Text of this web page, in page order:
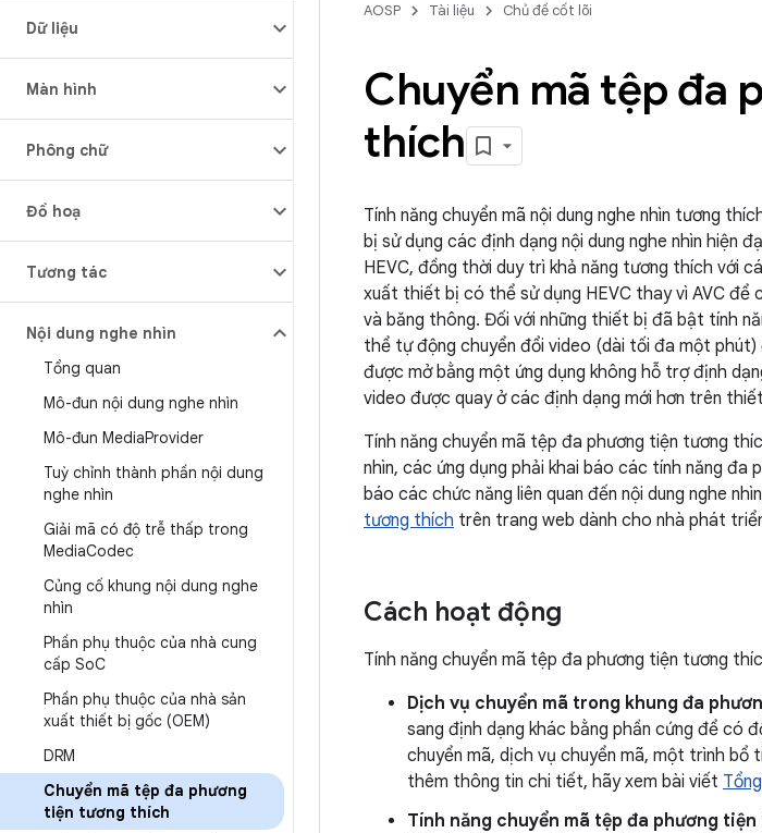
Dữ liệu
Màn hình
Phông chữ
Đồ hoạ
Tương tác
Nội dung nghe nhìn
Tổng quan
Mô-đun nội dung nghe nhìn
Mô-đun MediaProvider
Tuỳ chỉnh thành phần nội dung
nghe nhìn
Giải mã có độ trễ thấp trong
MediaCodec
Củng cố khung nội dung nghe
nhìn
Phần phụ thuộc của nhà cung
cấp SoC
Phần phụ thuộc của nhà sản
xuất thiết bị gốc (OEM)
DRM
Chuyển mã tệp đa phương
tiện tương thích
AOSP Tài liệu Chủ đề cốt lõi
Chuyển mã tệp đa
thích
Tính năng chuyển mã nội dung nghe nhìn tương
bị sử dụng các định dạng nội dung nghe nhìn hiện
HEVC, đồng thời duy trì khả năng tương thích với
xuất thiết bị có thể sử dụng HEVC thay vì AVC để
và băng thông. Đối với những thiết bị đã bật tính
thể tự động chuyển đổi video (dài tối đa một phút)
được mở bằng một ứng dụng không hỗ trợ định
video được quay ở các định dạng mới hơn trên
Tính năng chuyển mã tệp đa phương tiện tương
nhìn, các ứng dụng phải khai báo các tính năng
báo các chức năng liên quan đến nội dung nghe
tương thích trên trang web dành cho nhà phát
Cách hoạt động
Tính năng chuyển mã tệp đa phương tiện tương
Dịch vụ chuyển mã trong khung đa
sang định dạng khác bằng phần cứng để có
chuyển mã, dịch vụ chuyển mã, một trình
thêm thông tin chi tiết, hãy xem bài viết
Tính năng chuyển mã tệp đa phương